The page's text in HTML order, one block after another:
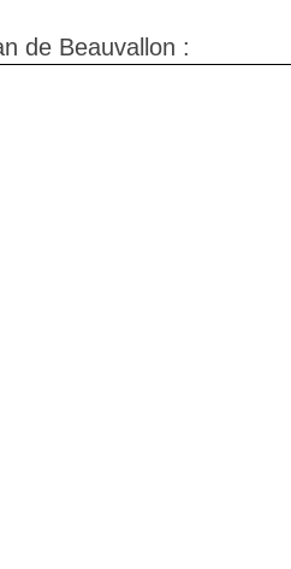
de Beauvallon :